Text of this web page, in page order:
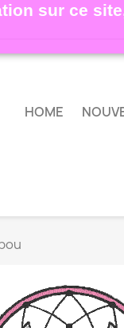
sur ce
HOME